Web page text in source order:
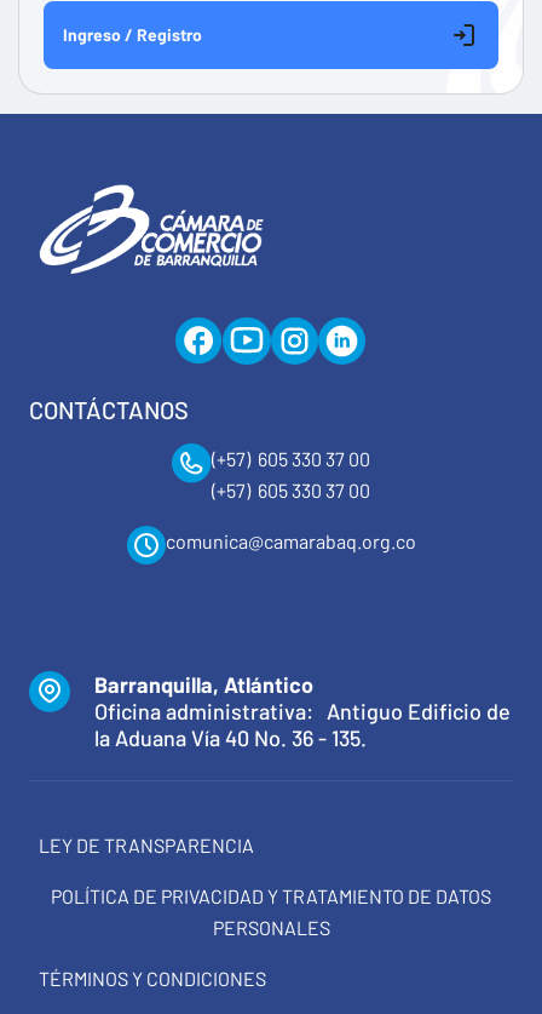
Ingreso / Registro
CONTÁCTANOS
(+57) 605 330 37 00
(+57) 605 330 37 00
comunica@camarabaq.org.co
Barranquilla, Atlántico
Oficina administrativa: Antiguo Edificio de
la Aduana Vía 40 No. 36 - 135.
LEY DE TRANSPARENCIA
POLÍTICA DE PRIVACIDAD Y TRATAMIENTO DE DATOS
PERSONALES
TÉRMINOS Y CONDICIONES